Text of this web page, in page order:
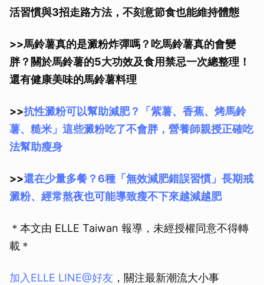
活習慣與3招走路方法，不刻意節食也能維持體態
>>馬鈴薯真的是澱粉炸彈嗎？吃馬鈴薯真的會變
胖？關於馬鈴薯的5大功效及食用禁忌一次總整理！
還有健康美味的馬鈴薯料理
>>抗性澱粉可以幫助減肥？「紫薯、香蕉、烤馬鈴
薯、糙米」這些澱粉吃了不會胖，營養師親授正確吃
法幫助瘦身
>>還在少量多餐？6種「無效減肥錯誤習慣」長期戒
澱粉、經常熬夜也可能導致瘦不下來越減越肥
＊本文由 ELLE Taiwan 報導，未經授權同意不得轉
載＊
加入ELLE LINE@好友 ，關注最新潮流大小事
取消